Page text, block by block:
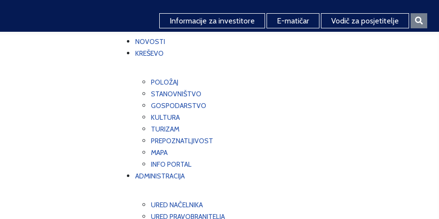
Informacije za investitore E-matičar Vodič za posjetitelje
NOVOSTI
KREŠEVO
POLOŽAJ
STANOVNIŠTVO
GOSPODARSTVO
KULTURA
TURIZAM
PREPOZNATLJIVOST
MAPA
INFO PORTAL
ADMINISTRACIJA
URED NAČELNIKA
URED PRAVOBRANITELJA